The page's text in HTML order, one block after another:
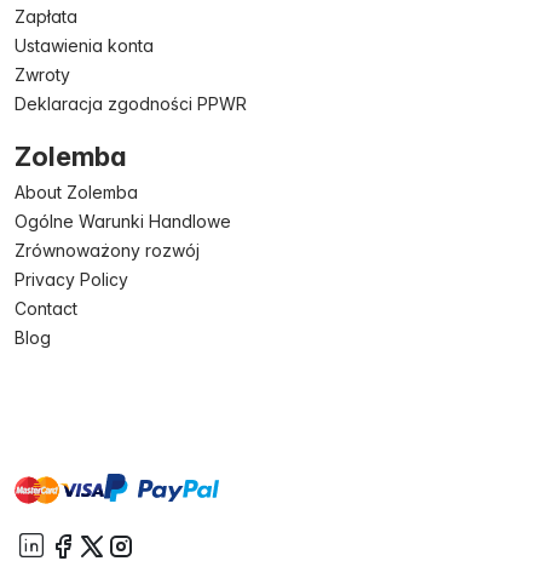
Zapłata
Ustawienia konta
Zwroty
Deklaracja zgodności PPWR
Zolemba
About Zolemba
Ogólne Warunki Handlowe
Zrównoważony rozwój
Privacy Policy
Contact
Blog
mastervisa paypal